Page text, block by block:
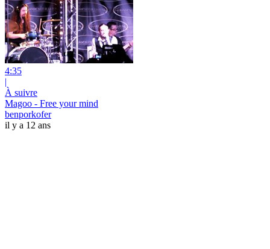
4:35
|
À suivre
Magoo - Free your mind
benporkofer
il y a 12 ans